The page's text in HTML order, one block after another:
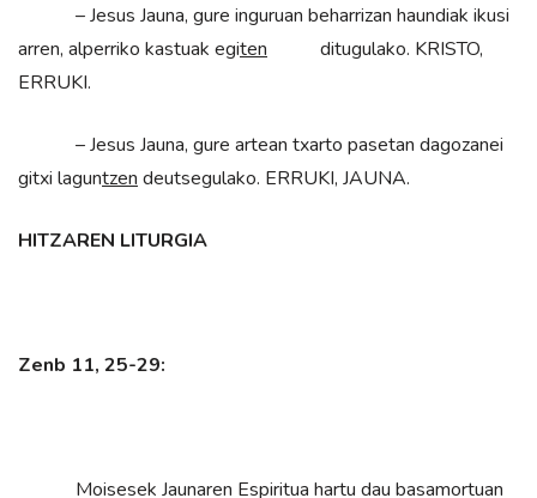
– Jesus Jauna, gure inguruan beharrizan haundiak ikusi
arren, alperriko kastuak egiten ditugulako. KRISTO,
ERRUKI.
– Jesus Jauna, gure artean txarto pasetan dagozanei
gitxi laguntzen deutsegulako. ERRUKI, JAUNA.
HITZAREN LITURGIA
Zenb 11, 25-29:
Moisesek Jaunaren Espiritua hartu dau basamortuan